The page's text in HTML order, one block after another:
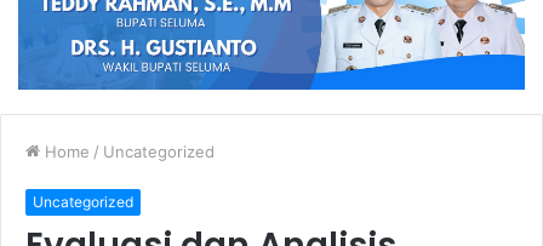
Home / Uncategorized
Uncategorized